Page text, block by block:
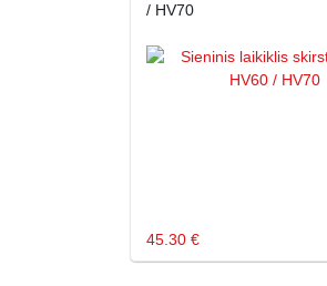
/ HV70
45.30 €